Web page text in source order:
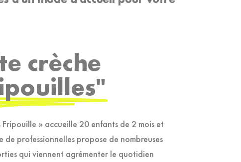
crèche
Fripouille » accueille 20 enfants de 2 mois et
de professionnelles propose de nombreuses
qui viennent agrémenter le quotidien